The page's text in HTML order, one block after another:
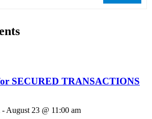
SECURED TRANSACTIONS
- August 23 @ 11:00 am